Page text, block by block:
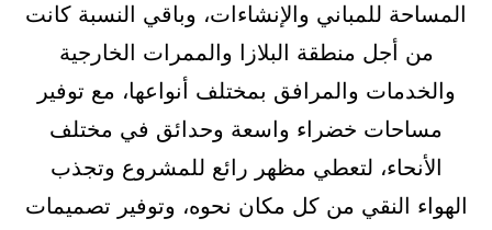
المساحة للمباني والإنشاءات، وباقي النسبة كانت
من أجل منطقة البلازا والممرات الخارجية
والخدمات والمرافق بمختلف أنواعها، مع توفير
مساحات خضراء واسعة وحدائق في مختلف
الأنحاء، لتعطي مظهر رائع للمشروع وتجذب
الهواء النقي من كل مكان نحوه، وتوفير تصميمات